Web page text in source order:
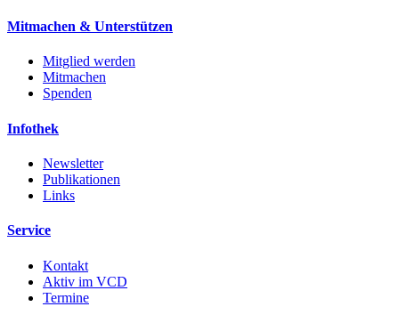
Mitmachen & Unterstützen
Mitglied werden
Mitmachen
Spenden
Infothek
Newsletter
Publikationen
Links
Service
Kontakt
Aktiv im VCD
Termine